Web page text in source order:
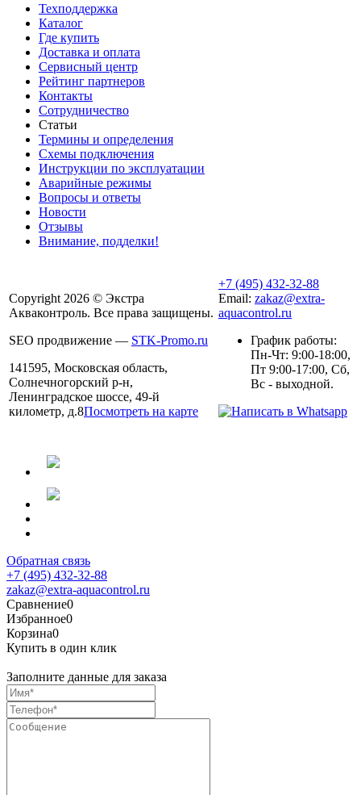
Техподдержка
Каталог
Где купить
Доставка и оплата
Сервисный центр
Рейтинг партнеров
Контакты
Сотрудничество
Статьи
Термины и определения
Схемы подключения
Инструкции по эксплуатации
Аварийные режимы
Вопросы и ответы
Новости
Отзывы
Внимание, подделки!
Copyright 2026 © Экстра
Акваконтроль. Все права защищены.
SEO продвижение — STK-Promo.ru
141595, Московская область,
Солнечногорский р-н,
Ленинградское шоссе, 49-й
километр, д.8Посмотреть на карте
+7 (495) 432-32-88
Email: zakaz@extra-
aquacontrol.ru
График работы:
Пн-Чт: 9:00-18:00,
Пт 9:00-17:00, Сб,
Вс - выходной.
Обратная связь
+7 (495) 432-32-88
zakaz@extra-aquacontrol.ru
Сравнение0
Избранное0
Корзина0
Купить в один клик
Заполните данные для заказа